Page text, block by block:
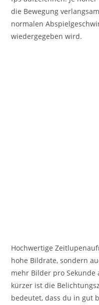
die Bewegung
normalen
wiedergegeben wird.
Hochwertige
hohe Bildrate, sondern
mehr Bilder pro
kürzer ist die
bedeutet, dass du in gut